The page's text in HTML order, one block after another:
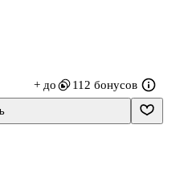
сборов в США приносят
для сценарного искусства
интересная, и как
+ до 112 бонусов